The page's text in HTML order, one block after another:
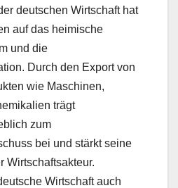
deutschen Wirtschaft hat
auf das heimische
und die
Durch den Export von
wie Maschinen,
trägt
zum
bei und stärkt seine
Wirtschaftsakteur.
Wirtschaft auch